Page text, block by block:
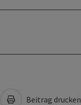
Beitrag drucken